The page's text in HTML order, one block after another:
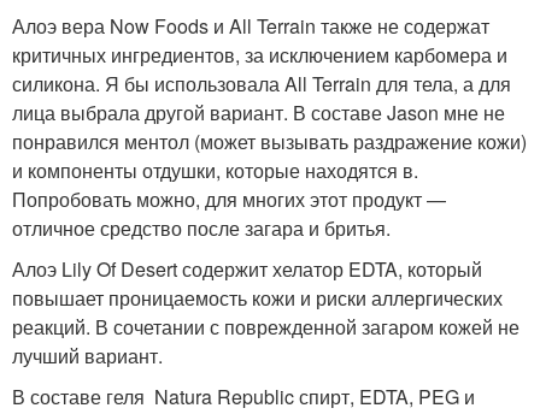
Алоэ вера Now Foods и All Terrain также не содержат
критичных ингредиентов, за исключением карбомера и
силикона. Я бы использовала All Terrain для тела, а для
лица выбрала другой вариант. В составе Jason мне не
понравился ментол (может вызывать раздражение кожи)
и компоненты отдушки, которые находятся в.
Попробовать можно, для многих этот продукт —
отличное средство после загара и бритья.
Алоэ Lily Of Desert содержит хелатор EDTA, который
повышает проницаемость кожи и риски аллергических
реакций. В сочетании с поврежденной загаром кожей не
лучший вариант.
В составе геля Natura Republic спирт, EDTA, PEG и